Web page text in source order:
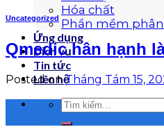
Hóa chất
Phần mềm
Ứng dụng
Dịch vụ
Tin tức
Liên hệ
Tìm
Uncategorized
Qmedic hân hạnh
Posted onTháng Tám 15,